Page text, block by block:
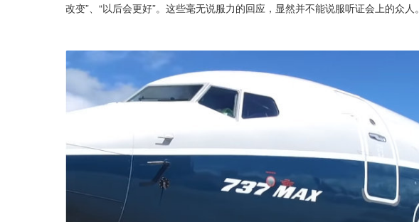
改变”、“以后会更好”。这些毫无说服力的回应，显然并不能说服听证会上的众人。